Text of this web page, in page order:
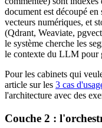
document est découpé en
vecteurs numériques, et
(Qdrant, Weaviate,
le système cherche les
le contexte du LLM pour
Pour les cabinets qui
article sur les 3 cas
l'architecture avec des
Couche 2 :